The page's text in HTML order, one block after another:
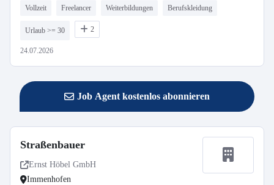
Vollzeit Freelancer Weiterbildungen Berufskleidung
Urlaub >= 30 2
24.07.2026
Job Agent kostenlos abonnieren
Straßenbauer
Ernst Höbel GmbH
Immenhofen